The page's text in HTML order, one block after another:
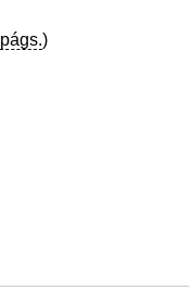
págs.)